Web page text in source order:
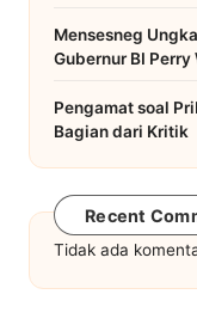
Mensesneg
Gubernur BI Perry
Pengamat soal
Bagian dari Kritik
Recent
Tidak ada